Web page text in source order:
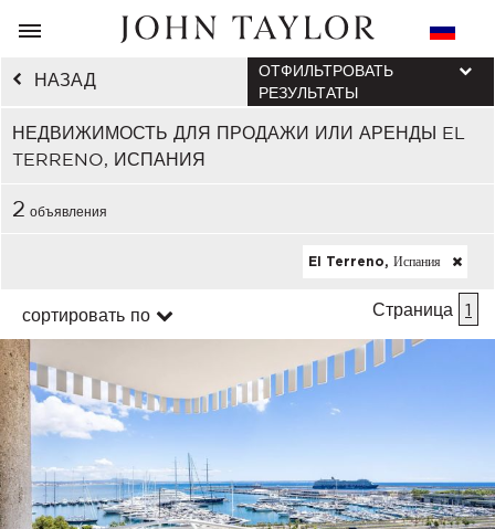
НАЗАД
НЕДВИЖИМОСТЬ ДЛЯ ПРОДАЖИ ИЛИ АРЕНДЫ EL
TERRENO, ИСПАНИЯ
ОТФИЛЬТРОВАТЬ
РЕЗУЛЬТАТЫ
2 объявления
El Terreno, Испания
сортировать по Страница 1